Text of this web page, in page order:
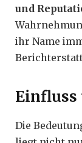
und
ihr Name
Einfluss
Die